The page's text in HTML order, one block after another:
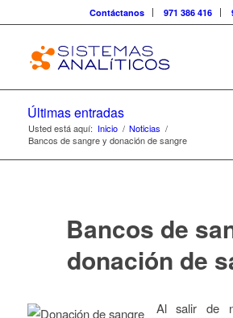
Contáctanos 971 386 416
Últimas entradas
Usted está aquí: Inicio / Noticias /
Bancos de sangre y donación de sangre
Bancos de
donación de
Al salir de